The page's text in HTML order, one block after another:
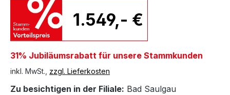
1.549,- €
31% Jubiläumsrabatt für unsere Stammkunden
inkl. MwSt., zzgl. Lieferkosten
Zu besichtigen in der Filiale: Bad Saulgau